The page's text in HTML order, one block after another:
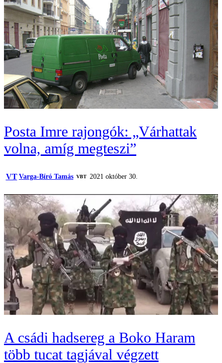
Posta Imre rajongók: „Várhattak
volna, amíg megteszi”
VT Varga-Bíró Tamás VBT 2021 október 30.
A csádi hadsereg a Boko Haram
több tucat tagjával végzett